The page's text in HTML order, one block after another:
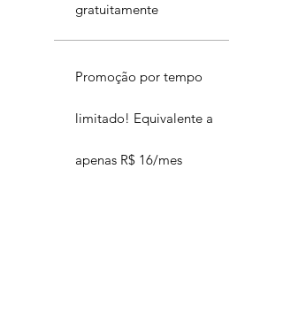
gratuitamente
Promoção por tempo
limitado! Equivalente a
apenas R$ 16/mes